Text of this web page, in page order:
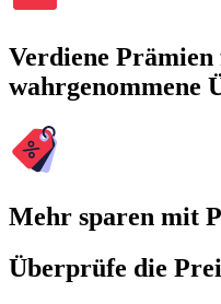
Verdiene
wahrgenommene
Mehr sparen mit
Überprüfe die